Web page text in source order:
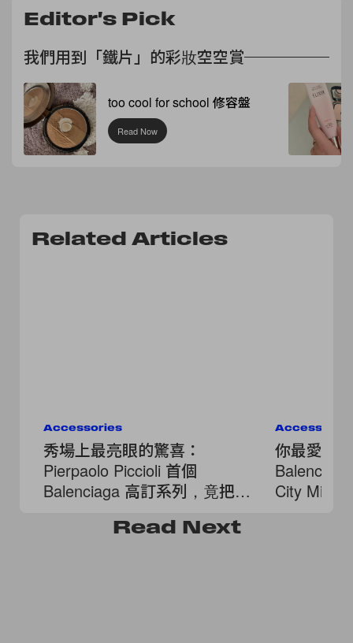
Editor's Pick
我們用到「鐵片」的彩妝空空賞
too cool for school 修容盤
Read Now
Related Articles
Accessories
秀場上最亮眼的驚喜：
Pierpaolo Piccioli 首個
Balenciaga 高訂系列，竟把經
你最愛的
City Mini
Read Next